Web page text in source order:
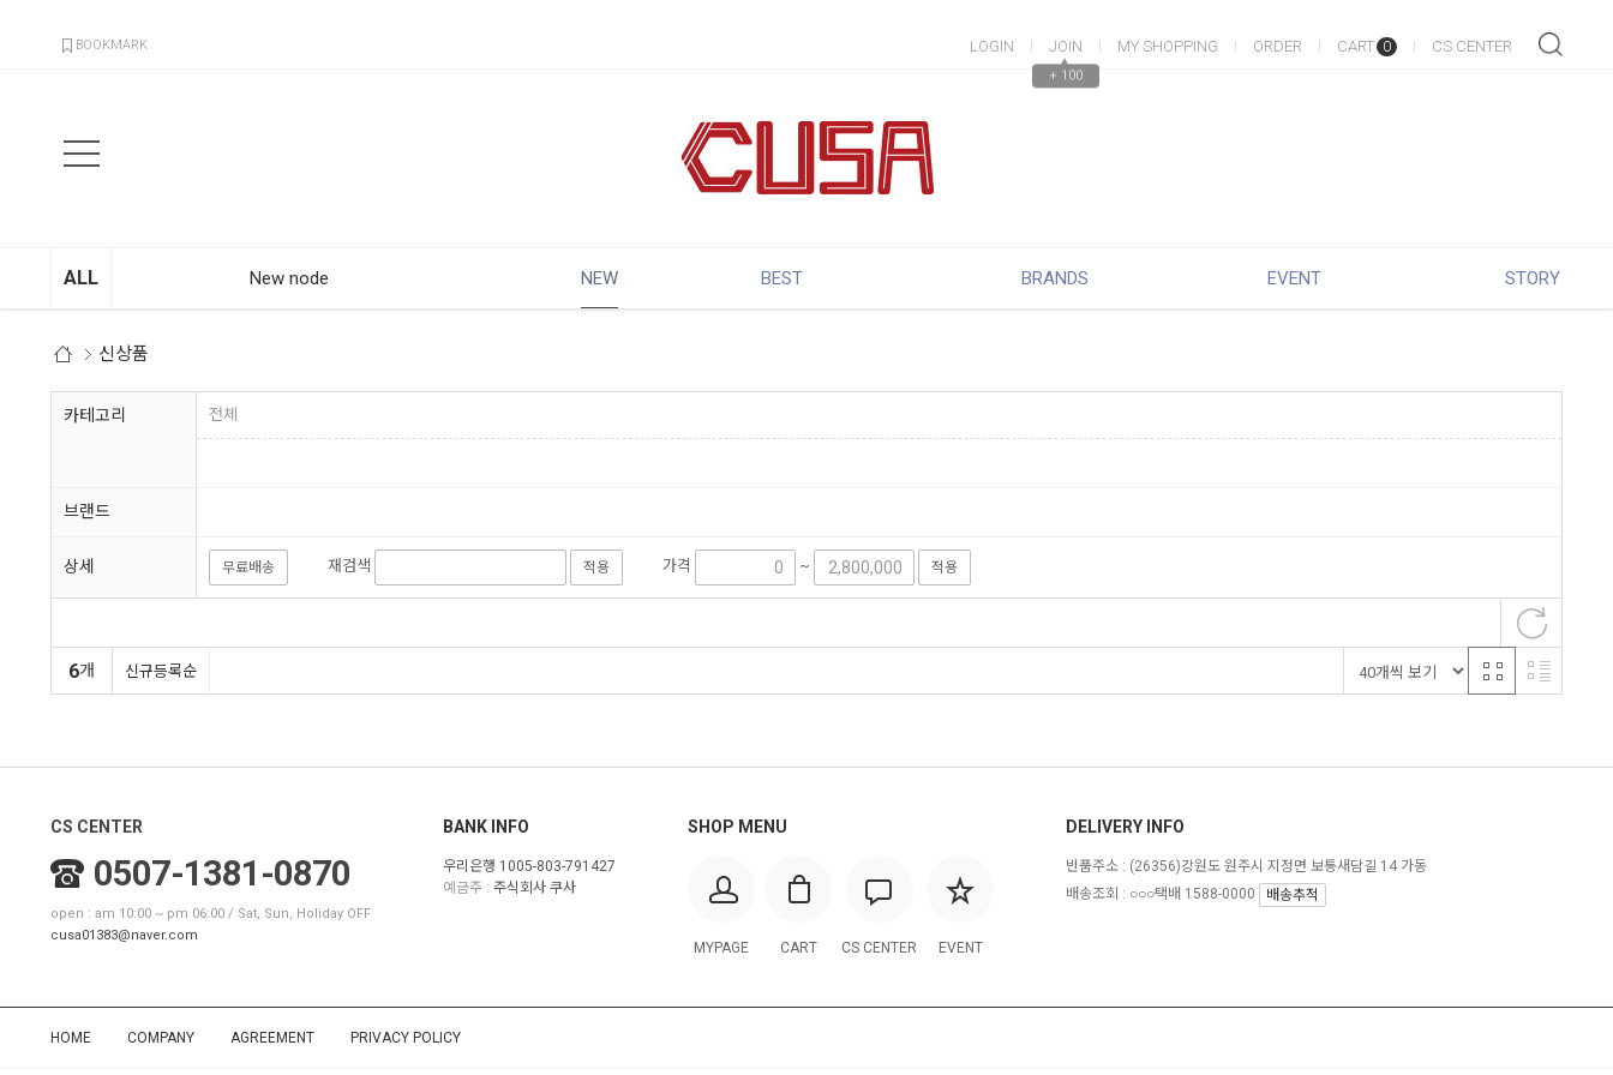
BOOKMARK LOGIN JOIN
▲
+ 100
MY SHOPPING ORDER CART 0 CS CENTER
ALL New node NEW BEST BRANDS EVENT STORY
신상품
카테고리 전체
브랜드
상세 무료배송 재검색 적용 가격 ~ 적용
6개 신규등록순
CS CENTER
0507-1381-0870
open : am 10:00 ~ pm 06:00 / Sat, Sun, Holiday OFF
cusa01383@naver.com
BANK INFO
우리은행 1005-803-791427
예금주 : 주식회사 쿠사
SHOP MENU
MYPAGE CART CS CENTER EVENT
DELIVERY INFO
반품주소 : (26356)강원도 원주시 지정면 보통새담길 14 가동
배송조회 : ○○○택배 1588-0000
배송추적
HOME COMPANY AGREEMENT PRIVACY POLICY